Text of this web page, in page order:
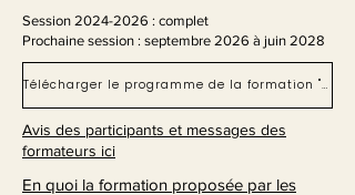
Session 2024-2026 : complet
Prochaine session : septembre 2026 à juin 2028
Télécharger le programme de la formation "Consultant Enfants de Chiron"
Avis des participants et messages des
formateurs ici
En quoi la formation proposée par les